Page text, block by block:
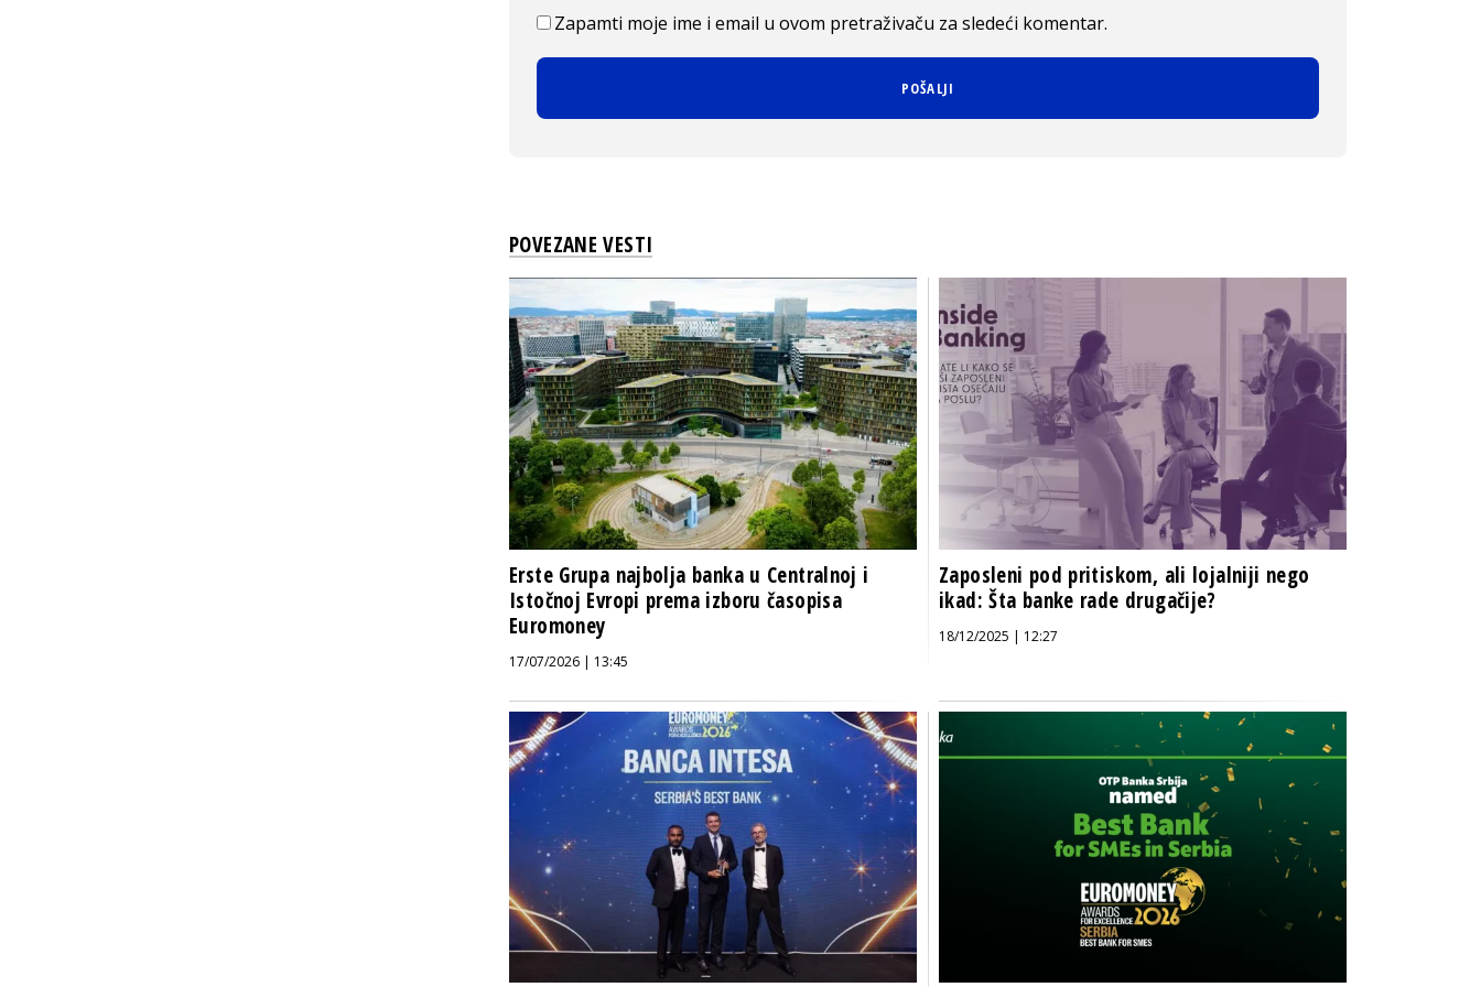
Zapamti moje ime i email u ovom pretraživaču za sledeći komentar.
POVEZANE VESTI
Erste Grupa najbolja banka u Centralnoj i
Istočnoj Evropi prema izboru časopisa
Euromoney
17/07/2026 | 13:45
Zaposleni pod pritiskom, ali lojalniji nego
ikad: Šta banke rade drugačije?
18/12/2025 | 12:27